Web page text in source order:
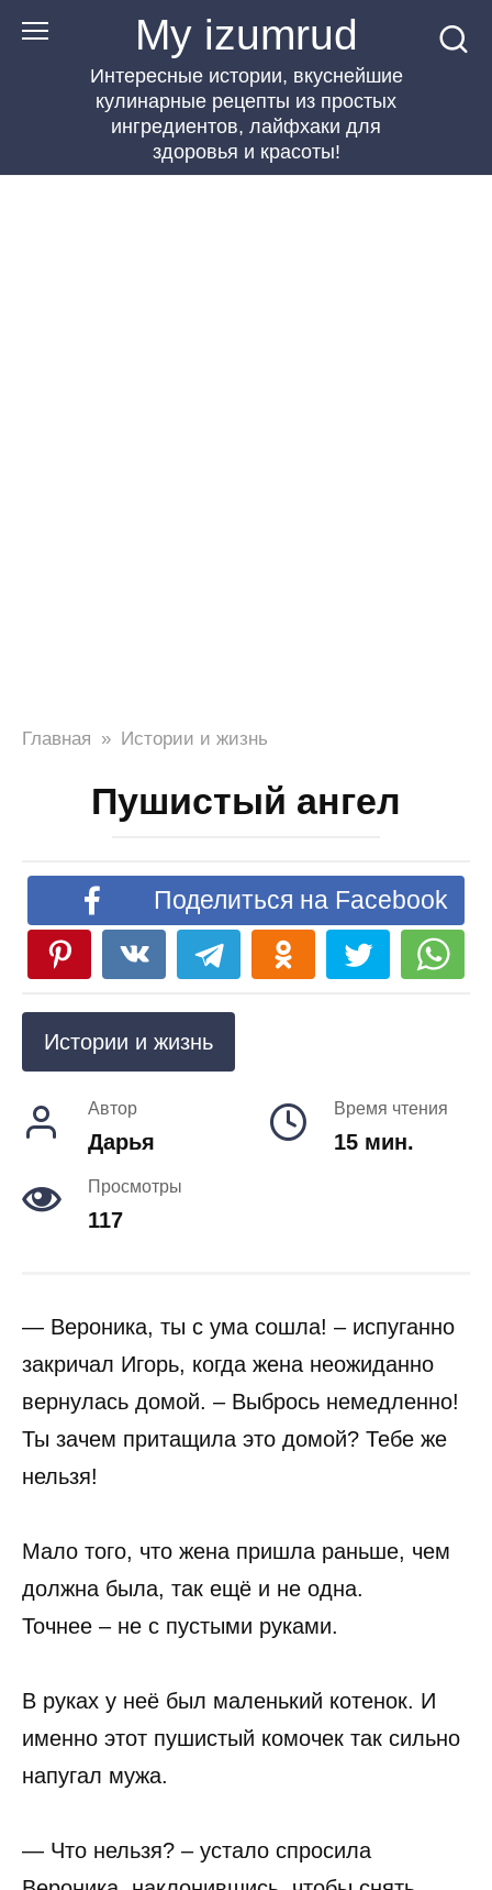
Перейти
My izumrud
Интересные истории, вкуснейшие
кулинарные рецепты из простых
ингредиентов, лайфхаки для
здоровья и красоты!
Главная » Истории и жизнь
Пушистый ангел
Поделиться на Facebook
Истории и жизнь
Автор
Дарья
Время чтения
15 мин.
Просмотры
117
— Вероника, ты с ума сошла! – испуганно
закричал Игорь, когда жена неожиданно
вернулась домой. – Выбрось немедленно!
Ты зачем притащила это домой? Тебе же
нельзя!
Мало того, что жена пришла раньше, чем
должна была, так ещё и не одна.
Точнее – не с пустыми руками.
В руках у неё был маленький котенок. И
именно этот пушистый комочек так сильно
напугал мужа.
— Что нельзя? – устало спросила